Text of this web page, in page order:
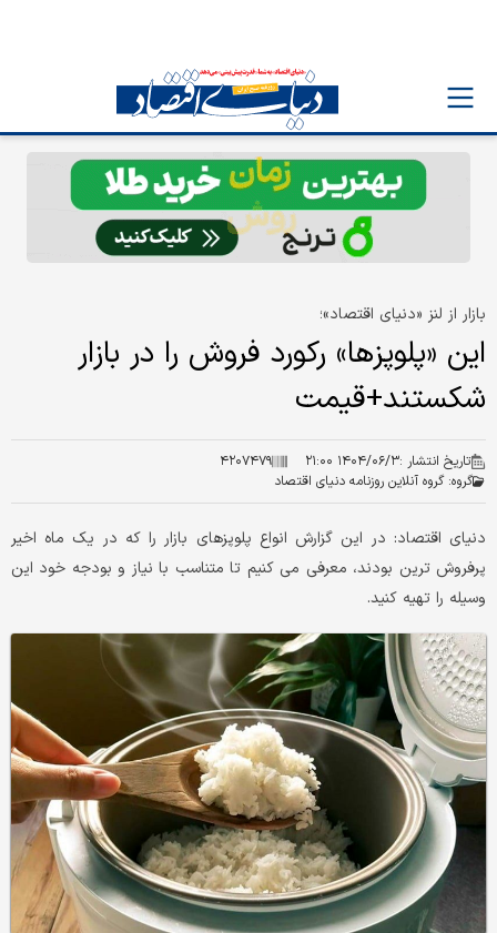
بازار از لنز «دنیای اقتصاد»؛
این «پلوپزها» رکورد فروش را در بازار
شکستند+قیمت
تاریخ انتشار :۱۴۰۴/۰۶/۳ ۲۱:۰۰
۴۲۰۷۴۷۹
گروه: گروه آنلاین روزنامه دنیای اقتصاد
دنیای اقتصاد: در این گزارش انواع پلوپزهای بازار را که در یک ماه اخیر
پرفروش ترین بودند، معرفی می کنیم تا متناسب با نیاز و بودجه خود این
وسیله را تهیه کنید.